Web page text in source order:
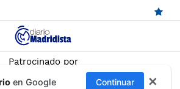
Patrocinado por
en Google Continuar ✕